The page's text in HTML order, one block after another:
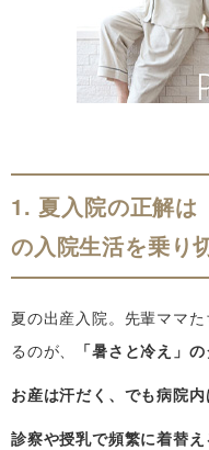
1. 夏入院の正解は
の入院生活を乗り
夏の出産入院。先輩ママ
るのが、
「暑さと冷え」
お産は汗だく、でも病院
診察や授乳で頻繁に着替え